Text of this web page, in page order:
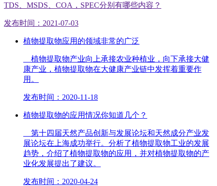
TDS、MSDS、COA，SPEC分别有哪些内容？
发布时间：2021-07-03
植物提取物应用的领域非常的广泛
植物提取物产业向上承接农业种植业，向下承接大健
康产业，植物提取物在大健康产业链中发挥着重要作
用。
发布时间：2020-11-18
植物提取物的应用情况你知道几个？
第十四届天然产品创新与发展论坛和天然成分产业发
展论坛在上海成功举行。分析了植物提取物工业的发展
趋势，介绍了植物提取物的应用，并对植物提取物的产
业化发展提出了建议。
发布时间：2020-04-24